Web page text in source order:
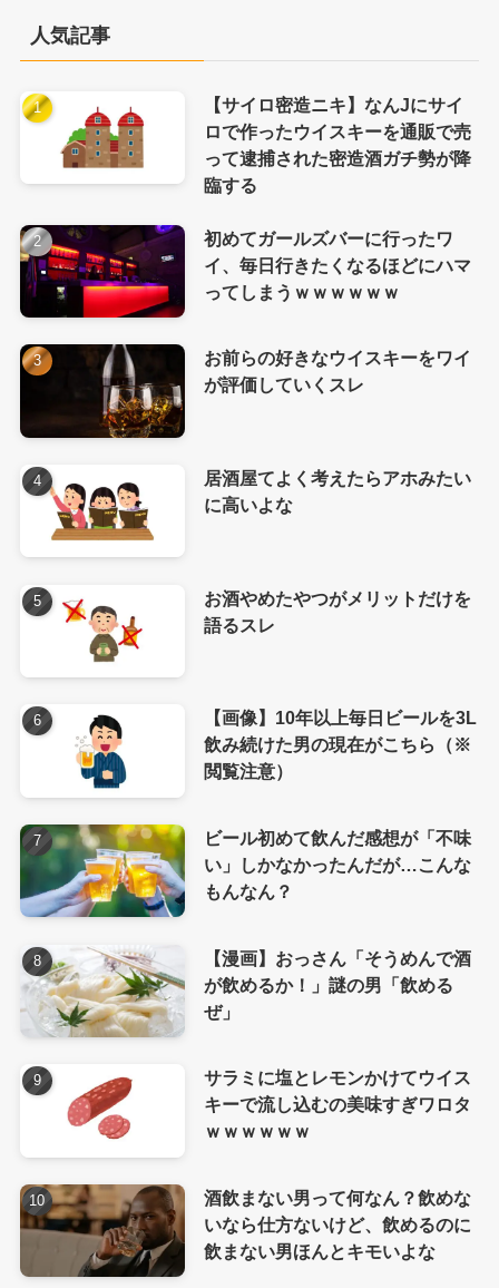
人気記事
【サイロ密造ニキ】なんJにサイ
ロで作ったウイスキーを通販で売
って逮捕された密造酒ガチ勢が降
臨する
初めてガールズバーに行ったワ
イ、毎日行きたくなるほどにハマ
ってしまうｗｗｗｗｗｗ
お前らの好きなウイスキーをワイ
が評価していくスレ
居酒屋てよく考えたらアホみたい
に高いよな
お酒やめたやつがメリットだけを
語るスレ
【画像】10年以上毎日ビールを3L
飲み続けた男の現在がこちら（※
閲覧注意）
ビール初めて飲んだ感想が「不味
い」しかなかったんだが…こんな
もんなん？
【漫画】おっさん「そうめんで酒
が飲めるか！」謎の男「飲める
ぜ」
サラミに塩とレモンかけてウイス
キーで流し込むの美味すぎワロタ
ｗｗｗｗｗｗ
酒飲まない男って何なん？飲めな
いなら仕方ないけど、飲めるのに
飲まない男ほんとキモいよな